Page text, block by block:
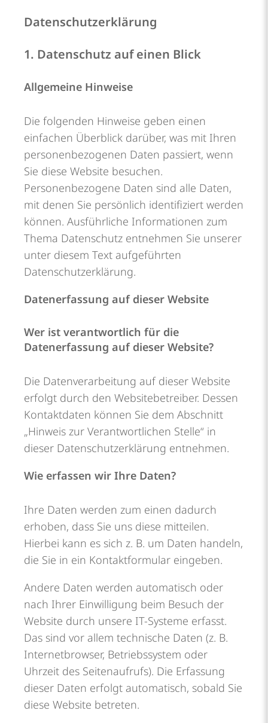
Datenschutz­erklärung
1. Datenschutz auf einen Blick
Allgemeine Hinweise
Die folgenden Hinweise geben einen
einfachen Überblick darüber, was mit Ihren
personenbezogenen Daten passiert, wenn
Sie diese Website besuchen.
Personenbezogene Daten sind alle Daten,
mit denen Sie persönlich identifiziert werden
können. Ausführliche Informationen zum
Thema Datenschutz entnehmen Sie unserer
unter diesem Text aufgeführten
Datenschutzerklärung.
Datenerfassung auf dieser Website
Wer ist verantwortlich für die
Datenerfassung auf dieser Website?
Die Datenverarbeitung auf dieser Website
erfolgt durch den Websitebetreiber. Dessen
Kontaktdaten können Sie dem Abschnitt
„Hinweis zur Verantwortlichen Stelle“ in
dieser Datenschutzerklärung entnehmen.
Wie erfassen wir Ihre Daten?
Ihre Daten werden zum einen dadurch
erhoben, dass Sie uns diese mitteilen.
Hierbei kann es sich z. B. um Daten handeln,
die Sie in ein Kontaktformular eingeben.
Andere Daten werden automatisch oder
nach Ihrer Einwilligung beim Besuch der
Website durch unsere IT-Systeme erfasst.
Das sind vor allem technische Daten (z. B.
Internetbrowser, Betriebssystem oder
Uhrzeit des Seitenaufrufs). Die Erfassung
dieser Daten erfolgt automatisch, sobald Sie
diese Website betreten.